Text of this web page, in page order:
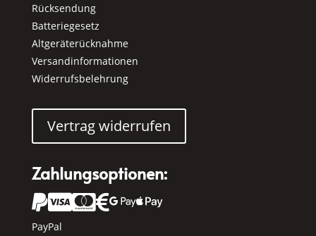
Rücksendung
Batteriegesetz
Altgeräterücknahme
Versandinformationen
Widerrufsbelehrung
Vertrag widerrufen
Zahlungsoptionen:
 
PayPal